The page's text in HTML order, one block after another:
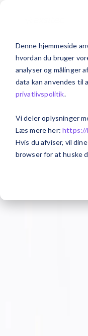
Denne hjemmeside
hvordan du bruger
analyser og målinger
data kan anvendes til
privatlivspolitik.
Vi deler oplysninger
Læs mere her:https://
Hvis du afviser, vil
browser for at huske